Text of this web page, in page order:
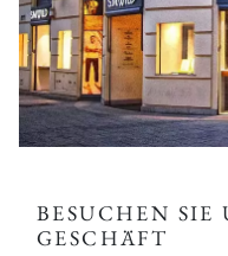
BESUCHEN SIE
GESCHÄFT